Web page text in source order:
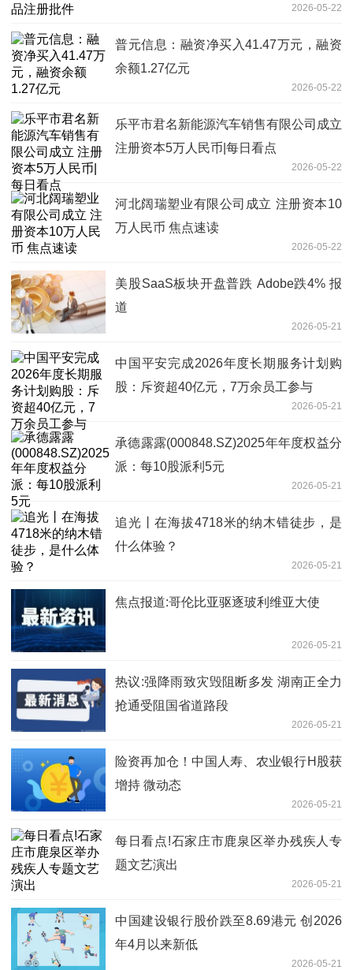
2026-05-22
普元信息：融资净买入41.47万元，融资
余额1.27亿元
2026-05-22
乐平市君名新能源汽车销售有限公司成立
注册资本5万人民币|每日看点
2026-05-22
河北阔瑞塑业有限公司成立 注册资本10
万人民币 焦点速读
2026-05-22
美股SaaS板块开盘普跌 Adobe跌4% 报
道
2026-05-21
中国平安完成2026年度长期服务计划购
股：斥资超40亿元，7万余员工参与
2026-05-21
承德露露(000848.SZ)2025年年度权益分
派：每10股派利5元
2026-05-21
追光丨在海拔4718米的纳木错徒步，是
什么体验？
2026-05-21
焦点报道:哥伦比亚驱逐玻利维亚大使
2026-05-21
热议:强降雨致灾毁阻断多发 湖南正全力
抢通受阻国省道路段
2026-05-21
险资再加仓！中国人寿、农业银行H股获
增持 微动态
2026-05-21
每日看点!石家庄市鹿泉区举办残疾人专
题文艺演出
2026-05-21
中国建设银行股价跌至8.69港元 创2026
年4月以来新低
2026-05-21